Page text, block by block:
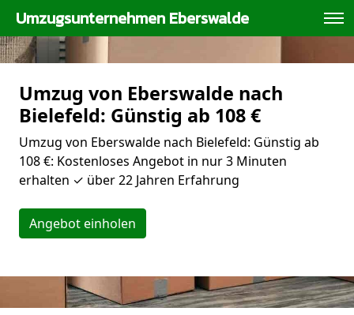
Umzugsunternehmen Eberswalde
Umzug von Eberswalde nach
Bielefeld: Günstig ab 108 €
Umzug von Eberswalde nach Bielefeld: Günstig ab
108 €: Kostenloses Angebot in nur 3 Minuten
erhalten ✓ über 22 Jahren Erfahrung
Angebot einholen